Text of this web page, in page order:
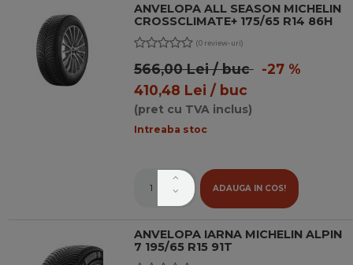
ANVELOPA ALL SEASON MICHELIN
CROSSCLIMATE+ 175/65 R14 86H
(0 review-uri)
566,00 Lei / buc-27 %
410,48 Lei / buc
(pret cu TVA inclus)
Intreaba stoc
ADAUGA IN COS!
ANVELOPA IARNA MICHELIN ALPIN
7 195/65 R15 91T